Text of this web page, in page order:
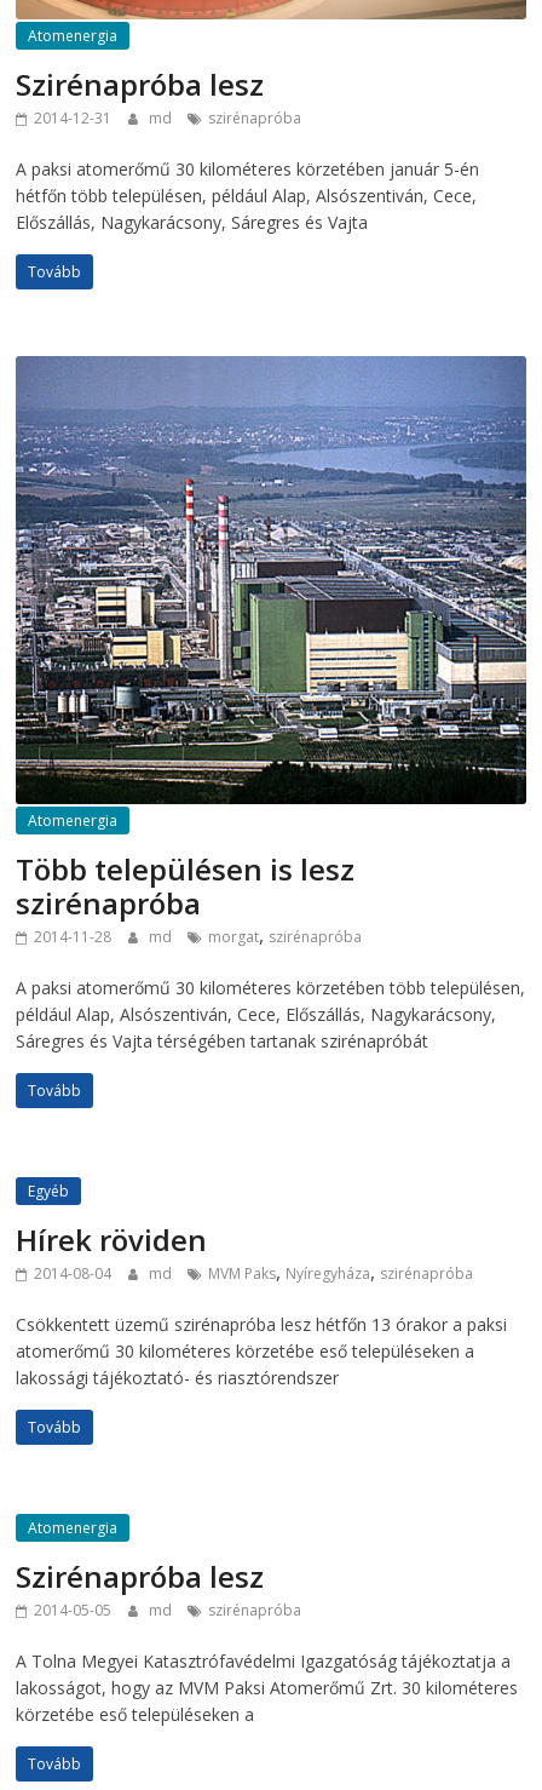
Atomenergia
Szirénapróba lesz
2014-12-31 md szirénapróba
A paksi atomerőmű 30 kilométeres körzetében január 5-én
hétfőn több településen, például Alap, Alsószentiván, Cece,
Előszállás, Nagykarácsony, Sáregres és Vajta
Tovább
Atomenergia
Több településen is lesz
szirénapróba
2014-11-28 md morgat, szirénapróba
A paksi atomerőmű 30 kilométeres körzetében több településen,
például Alap, Alsószentiván, Cece, Előszállás, Nagykarácsony,
Sáregres és Vajta térségében tartanak szirénapróbát
Tovább
Egyéb
Hírek röviden
2014-08-04 md MVM Paks, Nyíregyháza, szirénapróba
Csökkentett üzemű szirénapróba lesz hétfőn 13 órakor a paksi
atomerőmű 30 kilométeres körzetébe eső településeken a
lakossági tájékoztató- és riasztórendszer
Tovább
Atomenergia
Szirénapróba lesz
2014-05-05 md szirénapróba
A Tolna Megyei Katasztrófavédelmi Igazgatóság tájékoztatja a
lakosságot, hogy az MVM Paksi Atomerőmű Zrt. 30 kilométeres
körzetébe eső településeken a
Tovább